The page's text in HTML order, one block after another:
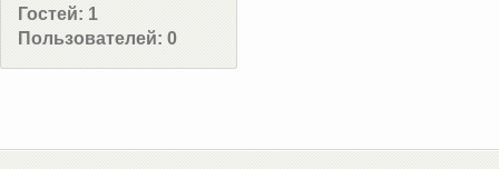
Гостей: 1
Пользователей: 0